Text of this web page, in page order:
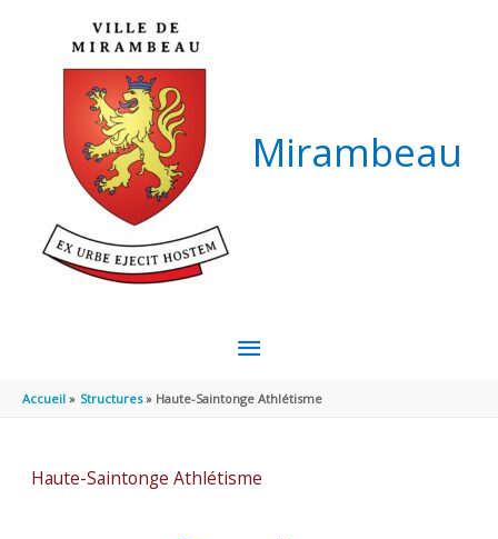
Mirambeau
MENU
PRINCIPAL
Accueil Structures Haute-Saintonge Athlétisme
Haute-Saintonge Athlétisme